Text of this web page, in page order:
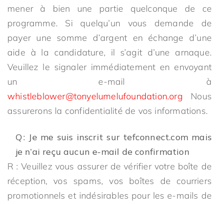
mener à bien une partie quelconque de ce
programme. Si quelqu’un vous demande de
payer une somme d’argent en échange d’une
aide à la candidature, il s’agit d’une arnaque.
Veuillez le signaler immédiatement en envoyant
un e-mail à
whistleblower@tonyelumelufoundation.org Nous
assurerons la confidentialité de vos informations.
Q : Je me suis inscrit sur tefconnect.com mais
je n’ai reçu aucun e-mail de confirmation
R : Veuillez vous assurer de vérifier votre boîte de
réception, vos spams, vos boîtes de courriers
promotionnels et indésirables pour les e-mails de